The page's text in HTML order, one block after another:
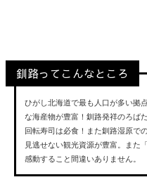
釧路ってこんなところ
ひがし北海道で最も人口が多い拠
な海産物が豊富！釧路発祥のろば
回転寿司は必食！また釧路湿原で
見逃せない観光資源が豊富。また
感動すること間違いありません。